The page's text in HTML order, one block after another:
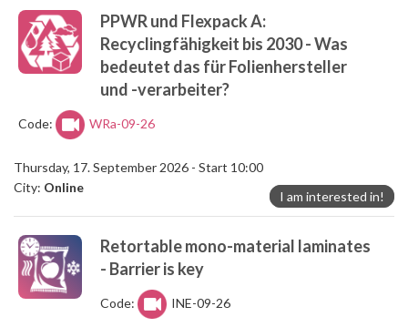
PPWR und Flexpack A:
Recyclingfähigkeit bis 2030 - Was
bedeutet das für Folienhersteller
und -verarbeiter?
Code: WRa-09-26
Thursday, 17. September 2026 - Start 10:00
City: Online
I am interested in!
Retortable mono-material laminates
- Barrier is key
Code: INE-09-26